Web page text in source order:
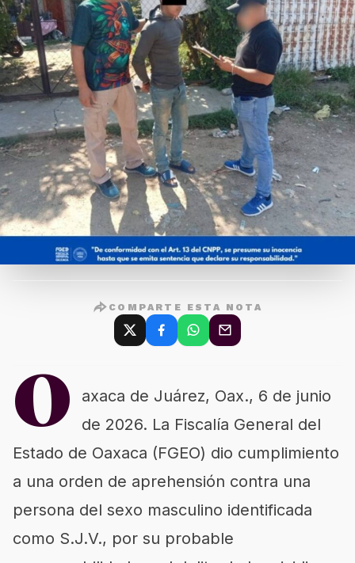
COMPARTE ESTA NOTA
O
axaca de Juárez, Oax., 6 de junio
de 2026. La Fiscalía General del
Estado de Oaxaca (FGEO) dio cumplimiento
a una orden de aprehensión contra una
persona del sexo masculino identificada
como S.J.V., por su probable